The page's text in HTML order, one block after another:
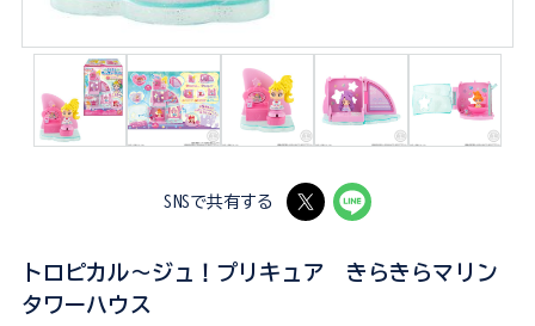
SNSで共有する
トロピカル～ジュ！プリキュア きらきらマリン
タワーハウス